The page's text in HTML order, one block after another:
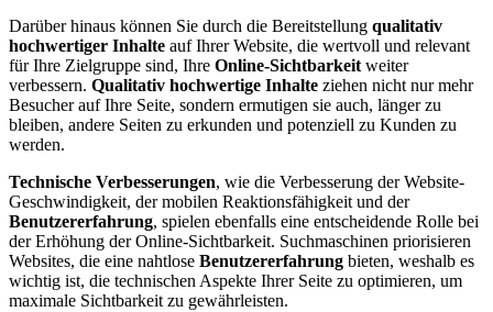
Darüber hinaus können Sie durch die Bereitstellung qualitativ
hochwertiger Inhalte auf Ihrer Website, die wertvoll und relevant
für Ihre Zielgruppe sind, Ihre Online-Sichtbarkeit weiter
verbessern. Qualitativ hochwertige Inhalte ziehen nicht nur mehr
Besucher auf Ihre Seite, sondern ermutigen sie auch, länger zu
bleiben, andere Seiten zu erkunden und potenziell zu Kunden zu
werden.
Technische Verbesserungen, wie die Verbesserung der Website-
Geschwindigkeit, der mobilen Reaktionsfähigkeit und der
Benutzererfahrung, spielen ebenfalls eine entscheidende Rolle bei
der Erhöhung der Online-Sichtbarkeit. Suchmaschinen priorisieren
Websites, die eine nahtlose Benutzererfahrung bieten, weshalb es
wichtig ist, die technischen Aspekte Ihrer Seite zu optimieren, um
maximale Sichtbarkeit zu gewährleisten.